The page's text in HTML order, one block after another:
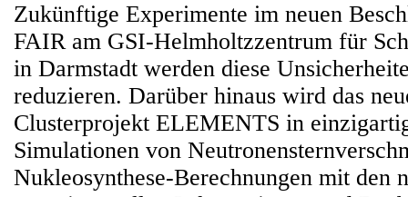
Zukünftige Experimente im neuen
FAIR am GSI-Helmholtzzentrum für
in Darmstadt werden diese
reduzieren. Darüber hinaus wird das
Clusterprojekt ELEMENTS in
Simulationen von
Nukleosynthese-Berechnungen mit den